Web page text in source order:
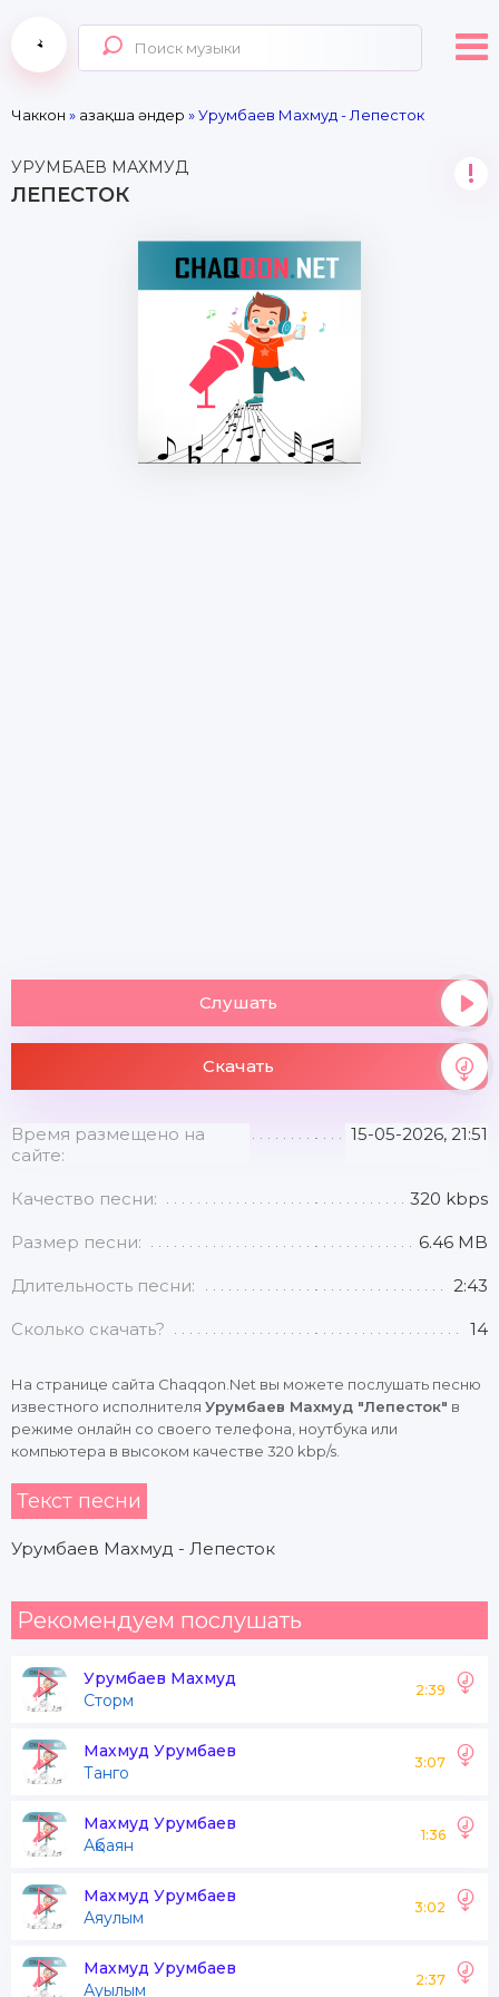
Чаккон » Қазақша әндер » Урумбаев Махмуд - Лепесток
УРУМБАЕВ МАХМУД
ЛЕПЕСТОК
!
Слушать
Скачать
Время размещено на
сайте:
15-05-2026, 21:51
Качество песни: 320 kbps
Размер песни: 6.46 MB
Длительность песни: 2:43
Сколько скачать? 14
На странице сайта Chaqqon.Net вы можете послушать песню
известного исполнителя Урумбаев Махмуд "Лепесток" в
режиме онлайн со своего телефона, ноутбука или
компьютера в высоком качестве 320 kbp/s.
Текст песни
Урумбаев Махмуд - Лепесток
Рекомендуем послушать
Урумбаев Махмуд
Сторм
2:39
Махмуд Урумбаев
Танго
3:07
Махмуд Урумбаев
Ақбаян
1:36
Махмуд Урумбаев
Аяулым
3:02
Махмуд Урумбаев
Ауылым
2:37